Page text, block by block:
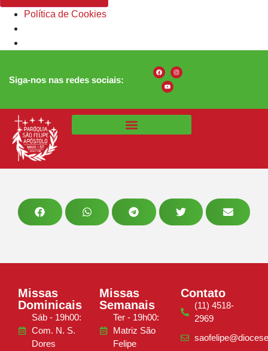
Política de Cookies
Siga-nos nas redes sociais:
Missas
Dominicais
Sáb - 19h00:
Com. N. S.
Dores
Missas
Semanais
Ter - 19h00:
Matriz São
Felipe
Contato
(11) 4518-
2969